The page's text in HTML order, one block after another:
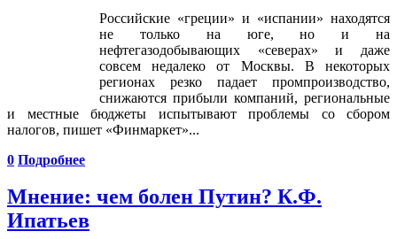
Российские «греции» и «испании» находятся
не только на юге, но и на
нефтегазодобывающих «северах» и даже
совсем недалеко от Москвы. В некоторых
регионах резко падает промпроизводство,
снижаются прибыли компаний, региональные
и местные бюджеты испытывают проблемы со сбором
налогов, пишет «Финмаркет»...
0 Подробнее
Мнение: чем болен Путин? К.Ф.
Ипатьев